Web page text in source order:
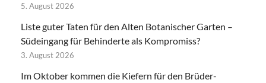
5. August 2026
Liste guter Taten für den Alten Botanischer Garten –
Südeingang für Behinderte als Kompromiss?
3. August 2026
Im Oktober kommen die Kiefern für den Brüder-